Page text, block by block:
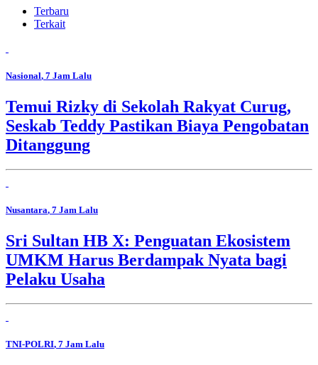
Terbaru
Terkait
Nasional, 7 Jam Lalu
Temui Rizky di Sekolah Rakyat Curug,
Seskab Teddy Pastikan Biaya Pengobatan
Ditanggung
Nusantara, 7 Jam Lalu
Sri Sultan HB X: Penguatan Ekosistem
UMKM Harus Berdampak Nyata bagi
Pelaku Usaha
TNI-POLRI, 7 Jam Lalu